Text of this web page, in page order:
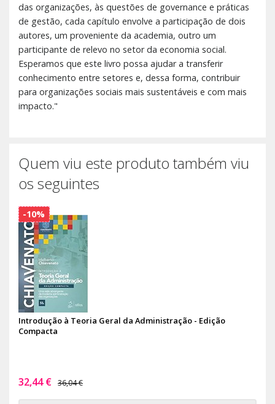
das organizações, às questões de governance e práticas
de gestão, cada capítulo envolve a participação de dois
autores, um proveniente da academia, outro um
participante de relevo no setor da economia social.
Esperamos que este livro possa ajudar a transferir
conhecimento entre setores e, dessa forma, contribuir
para organizações sociais mais sustentáveis e com mais
impacto."
Quem viu este produto também viu
os seguintes
Introdução à Teoria Geral da Administração - Edição
Compacta
32,44 € 36,04 €
-10%